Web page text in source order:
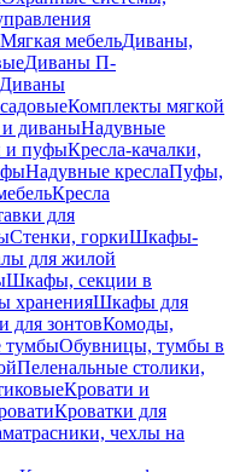
Мягкая мебельДиваны,
Диваны П-
Диваны
Комплекты мягкой
и диваныНадувные
и пуфыКресла-качалки,
Надувные креслаПуфы,
Кресла
для
Стенки, горкиШкафы-
для жилой
Шкафы, секции в
храненияШкафы для
для зонтовКомоды,
тумбыОбувницы, тумбы в
Пеленальные столики,
Кровати и
Кроватки для
чехлы на